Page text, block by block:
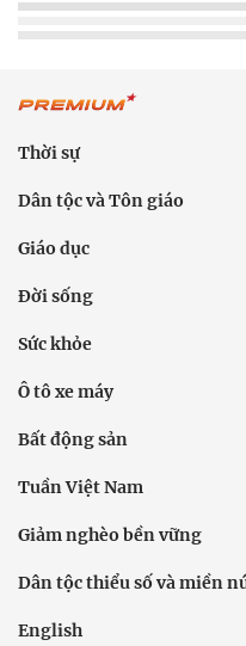
Thời sự
Dân tộc và Tôn giáo
Giáo dục
Đời sống
Sức khỏe
Ô tô xe máy
Bất động sản
Tuần Việt Nam
Giảm nghèo bền vững
Dân tộc thiểu số và miền
English